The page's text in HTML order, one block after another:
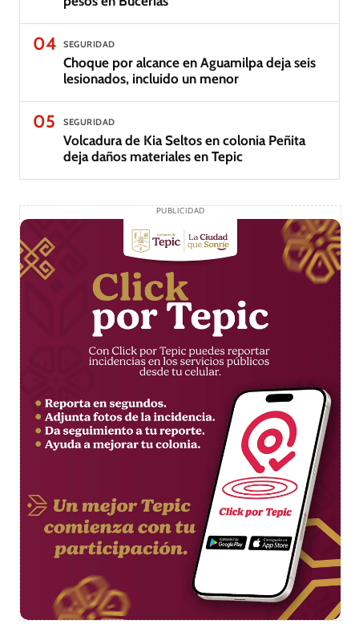
04 SEGURIDAD
Choque por alcance en Aguamilpa deja seis
lesionados, incluido un menor
05 SEGURIDAD
Volcadura de Kia Seltos en colonia Peñita
deja daños materiales en Tepic
PUBLICIDAD